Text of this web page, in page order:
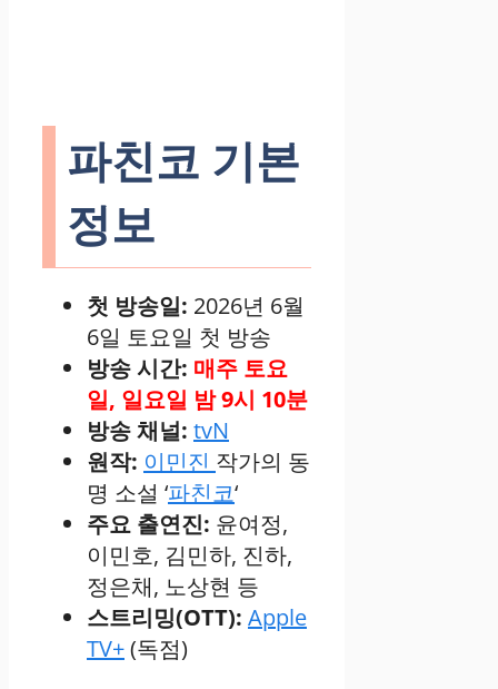
파친코 기본
정보
첫 방송일: 2026년 6월
6일 토요일 첫 방송
방송 시간: 매주 토요
일, 일요일 밤 9시 10분
방송 채널: tvN
원작: 이민진 작가의 동
명 소설 ‘파친코‘
주요 출연진: 윤여정,
이민호, 김민하, 진하,
정은채, 노상현 등
스트리밍(OTT): Apple
TV+(독점)